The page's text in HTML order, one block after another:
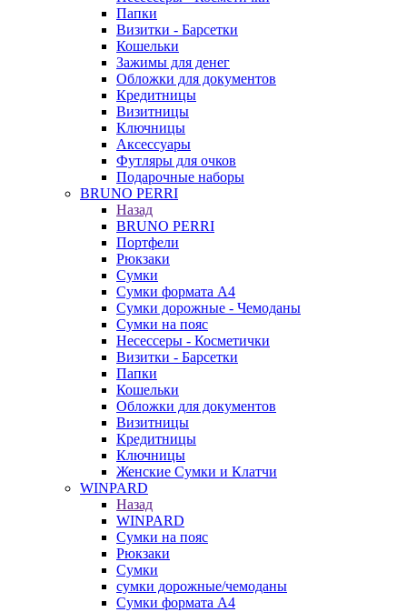
Папки
Визитки - Барсетки
Кошельки
Зажимы для денег
Обложки для документов
Кредитницы
Визитницы
Ключницы
Аксессуары
Футляры для очков
Подарочные наборы
BRUNO PERRI
Назад
BRUNO PERRI
Портфели
Рюкзаки
Сумки
Сумки формата А4
Сумки дорожные - Чемоданы
Сумки на пояс
Несессеры - Косметички
Визитки - Барсетки
Папки
Кошельки
Обложки для документов
Визитницы
Кредитницы
Ключницы
Женские Сумки и Клатчи
WINPARD
Назад
WINPARD
Сумки на пояс
Рюкзаки
Сумки
сумки дорожные/чемоданы
Сумки формата А4